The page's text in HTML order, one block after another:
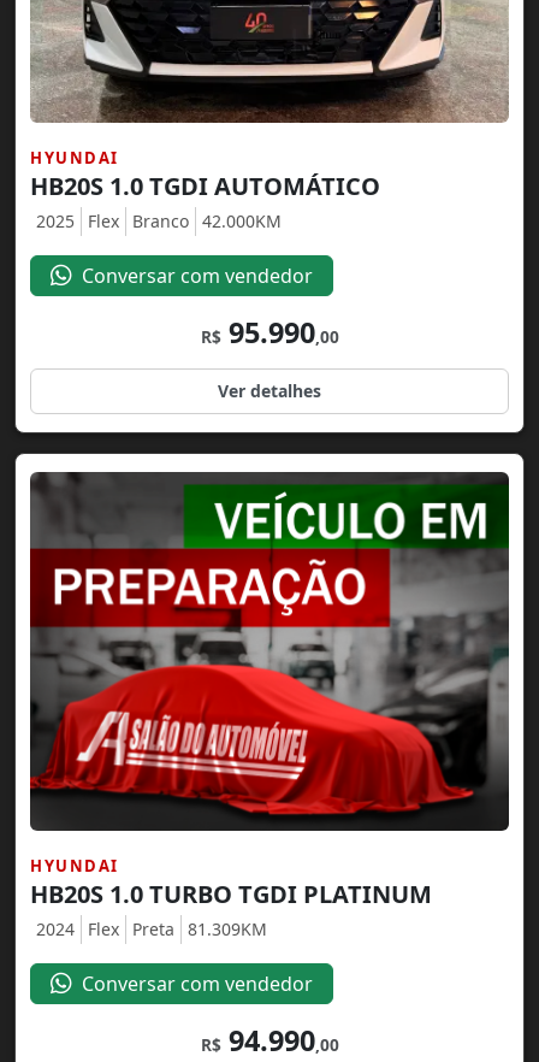
HYUNDAI
HB20S 1.0 TGDI AUTOMÁTICO
2025 Flex Branco 42.000KM
Conversar com vendedor
R$95.990,00
Ver detalhes
HYUNDAI
HB20S 1.0 TURBO TGDI PLATINUM
2024 Flex Preta 81.309KM
Conversar com vendedor
R$94.990,00